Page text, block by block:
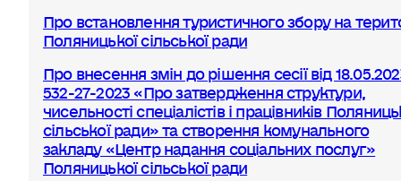
Про встановлення туристичного збору на
Поляницької сільської ради
Про внесення змін до рішення сесії від
532-27-2023 «Про затвердження структури,
чисельності спеціалістів і працівників
сільської ради» та створення комунального
закладу «Центр надання соціальних послуг»
Поляницької сільської ради